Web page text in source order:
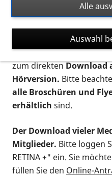
nach Flyern und
suchen. Die meisten
verschiedenen Formaten
postalischen
zum direktenDownload
Hörversion. Bitte
alle Broschüren und
erhältlich sind.
Der Download vieler
Mitglieder. Bitte loggen
RETINA +" ein. Sie
füllen Sie den Online-
Alle
Auswahl